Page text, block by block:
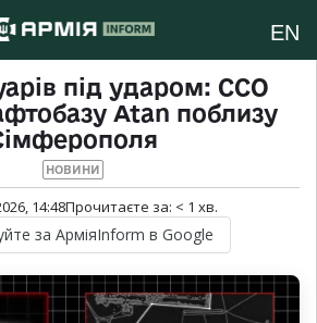
EN
під ударом: ССО
Atan поблизу
НОВИНИ
14:48Прочитаєте за: < 1 хв.
за АрміяInform в Google